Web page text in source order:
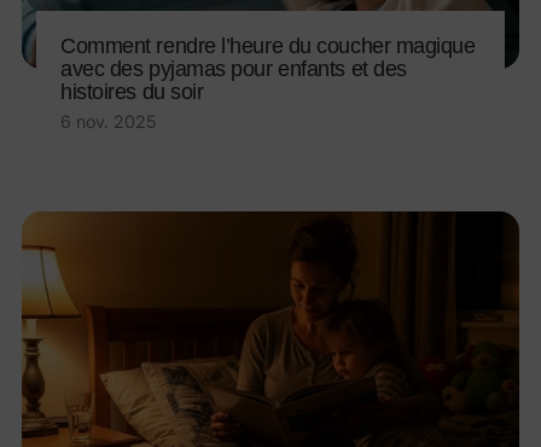
Comment rendre l’heure du coucher magique
avec des pyjamas pour enfants et des
histoires du soir
6 nov. 2025